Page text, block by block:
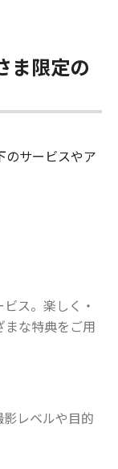
ま限定の
のサービスやア
ス。楽しく・
な特典をご用
レベルや目的